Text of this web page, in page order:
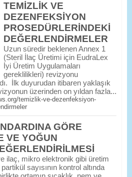
TEMİZLİK VE
DEZENFEKSİYON
PROSEDÜRLERİNDEKİ
DEĞERLENDİRMELER
Uzun süredir beklenen Annex 1
(Steril İlaç Üretimi için EudraLex
İyi Üretim Uygulamaları
gereklilikleri) revizyonu
İlk duyurudan itibaren yaklaşık
üzerinden on yıldan fazla...
temizlik-ve-dezenfeksiyon-
GÖRE
VE YOĞUN
ilaç, mikro elektronik gibi üretim
sayısının kontrol altında